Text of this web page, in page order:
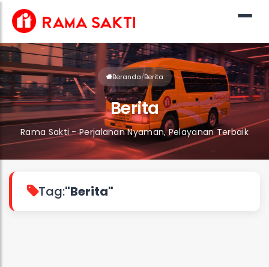
Beranda/Berita
Berita
Rama Sakti - Perjalanan Nyaman, Pelayanan Terbaik
Tag:"Berita"